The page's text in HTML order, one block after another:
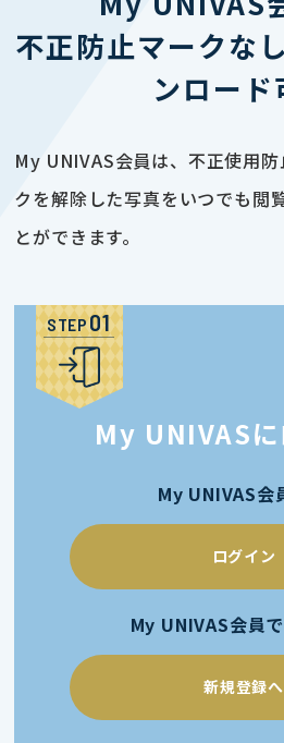
不正防止マークな
ンロード
My UNIVAS会員は、不正使用
クを解除した写真をいつでも閲
とができます。
STEP
My UNIVAS
My UNIVAS会
ログイン
My UNIVAS会員
新規登録へ